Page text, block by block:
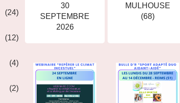
(24)
(12)
(4)
(2)
30
SEPTEMBRE
2026
MULHOUSE
(68)